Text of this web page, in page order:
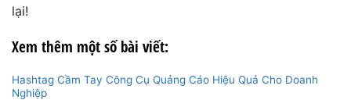
lại!
Xem thêm một số bài viết:
Hashtag Cầm Tay Công Cụ Quảng Cáo Hiệu Quả Cho Doanh
Nghiệp